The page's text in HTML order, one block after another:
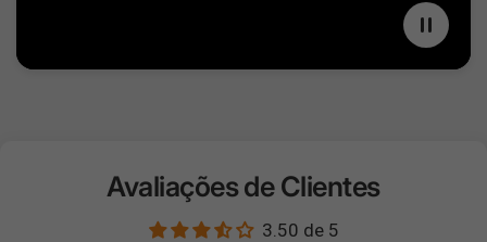
Avaliações de Clientes
3.50 de 5